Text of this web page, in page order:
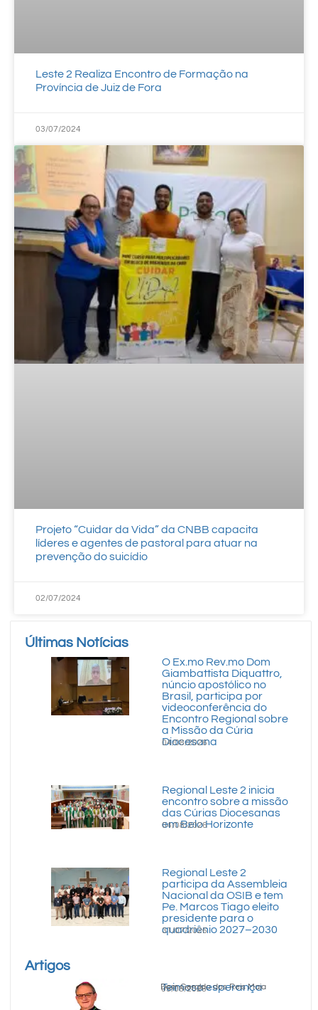
Leste 2 Realiza Encontro de Formação na
Província de Juiz de Fora
03/07/2024
Projeto “Cuidar da Vida” da CNBB capacita
líderes e agentes de pastoral para atuar na
prevenção do suicídio
02/07/2024
Últimas Notícias
O Ex.mo Rev.mo Dom
Giambattista Diquattro,
núncio apostólico no
Brasil, participa por
videoconferência do
Encontro Regional sobre
a Missão da Cúria
Diocesana
04/08/2026
Regional Leste 2 inicia
encontro sobre a missão
das Cúrias Diocesanas
em Belo Horizonte
04/08/2026
Regional Leste 2
participa da Assembleia
Nacional da OSIB e tem
Pe. Marcos Tiago eleito
presidente para o
quadriênio 2027–2030
31/07/2026
Artigos
Teimosa esperança
Dom Geraldo dos Reis Maia
05/08/2026